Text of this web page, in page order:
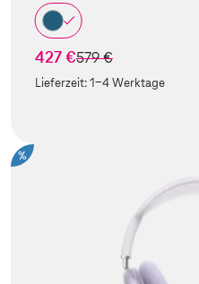
427 €statt
579 €
Lieferzeit:1-4 Werktage
%